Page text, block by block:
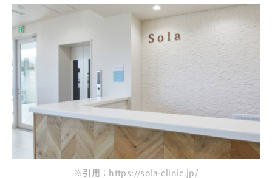
※引用：https://sola-clinic.jp/